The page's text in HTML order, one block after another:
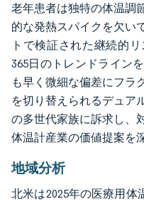
老年患者は独特の体温調
的な発熱スパイクを欠い
トで検証された継続的
365日のトレンドライン
も早く微細な偏差にフラ
を切り替えられるデュア
の多世代家族に訴求し、
体温計産業の価値提案を
地域分析
北米は2025年の医療用体